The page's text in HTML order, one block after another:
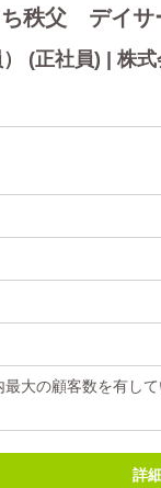
秩父 デイサ
） (正社員) |
大の顧客数を有し
詳